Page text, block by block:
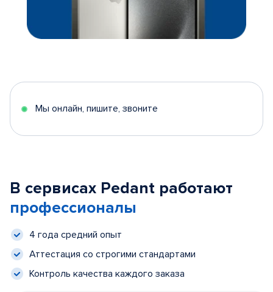
Мы онлайн, пишите, звоните
В сервисах Pedant работают
профессионалы
4 года средний опыт
Аттестация со строгими стандартами
Контроль качества каждого заказа